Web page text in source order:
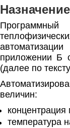
Назначение
приложении Б
(далее по
величин:
концентрация
температура